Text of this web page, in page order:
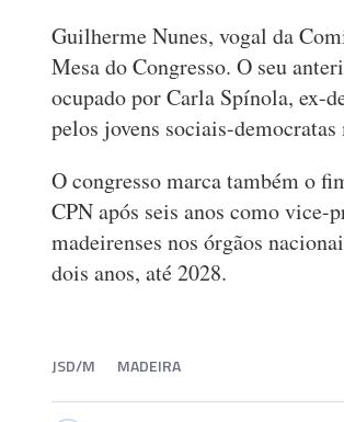
Guilherme Nunes, vogal da
Mesa do Congresso. O seu
ocupado por Carla Spínola, ex-
pelos jovens sociais-democratas
O congresso marca também o
CPN após seis anos como vice-
madeirenses nos órgãos
dois anos, até 2028.
JSD/M MADEIRA